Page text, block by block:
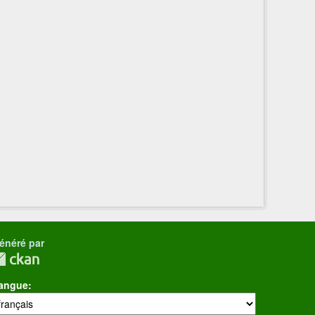
par